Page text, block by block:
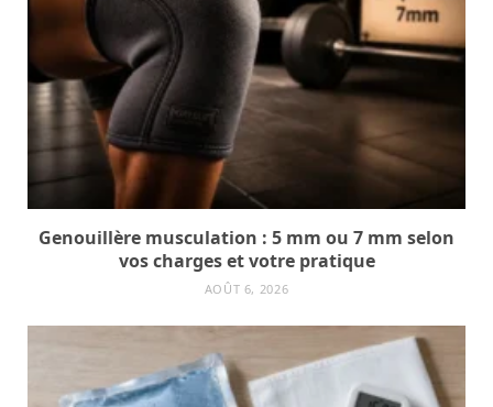
Genouillère musculation : 5 mm ou 7 mm selon
vos charges et votre pratique
AOÛT 6, 2026